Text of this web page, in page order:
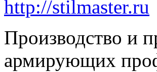
http://stilmaster.ru
Производство и
армирующих